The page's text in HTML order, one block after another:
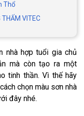
Thổ
THẤM VITEC
nhà hợp tuổi gia chủ
mà còn tạo ra một
tinh thần. Vì thế hãy
chọn màu sơn nhà
đây nhé.